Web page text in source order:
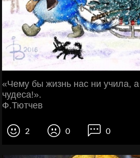
«Чему бы жизнь нас ни учила,
чудеса!».
Ф.Тютчев
2 0 0